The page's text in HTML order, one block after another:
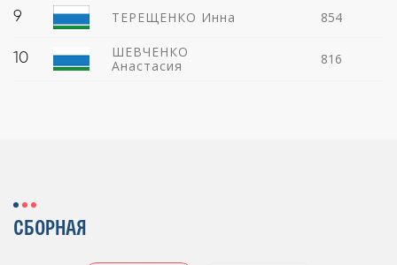
9 ТЕРЕЩЕНКО Инна 854
10
ШЕВЧЕНКО
Анастасия
816
СБОРНАЯ